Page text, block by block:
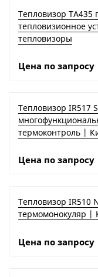
Тепловизор TA435
тепловизионное
тепловизоры
Цена по запросу
Тепловизор IR517
термоконтроль |
Цена по запросу
Тепловизор IR510
термомонокуляр |
Цена по запросу